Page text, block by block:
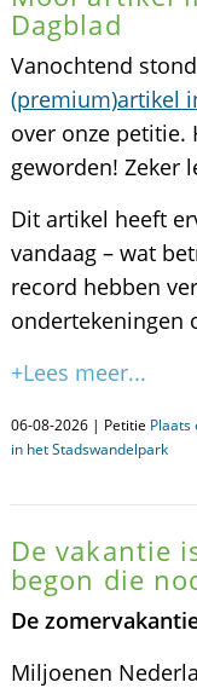
Dagblad
Vanochtend
(premium)artikel
over onze petitie.
geworden! Zeker
Dit artikel heeft
vandaag – wat
record hebben
ondertekeningen
+Lees meer...
06-08-2026 | Petitie Plaats
in het Stadswandelpark
De vakantie
begon die
De
Miljoenen